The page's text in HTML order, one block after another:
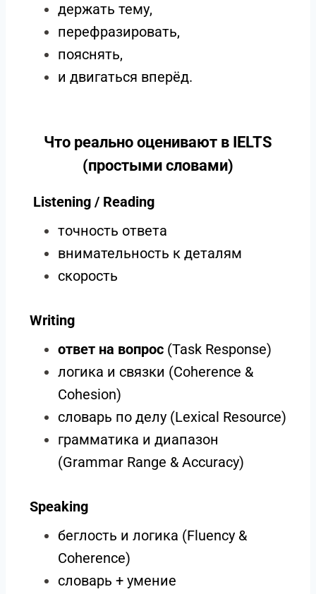
держать тему,
перефразировать,
пояснять,
и двигаться вперёд.
Что реально оценивают в IELTS
(простыми словами)
Listening / Reading
точность ответа
внимательность к деталям
скорость
Writing
ответ на вопрос (Task Response)
логика и связки (Coherence &
Cohesion)
словарь по делу (Lexical Resource)
грамматика и диапазон
(Grammar Range & Accuracy)
Speaking
беглость и логика (Fluency &
Coherence)
словарь + умение